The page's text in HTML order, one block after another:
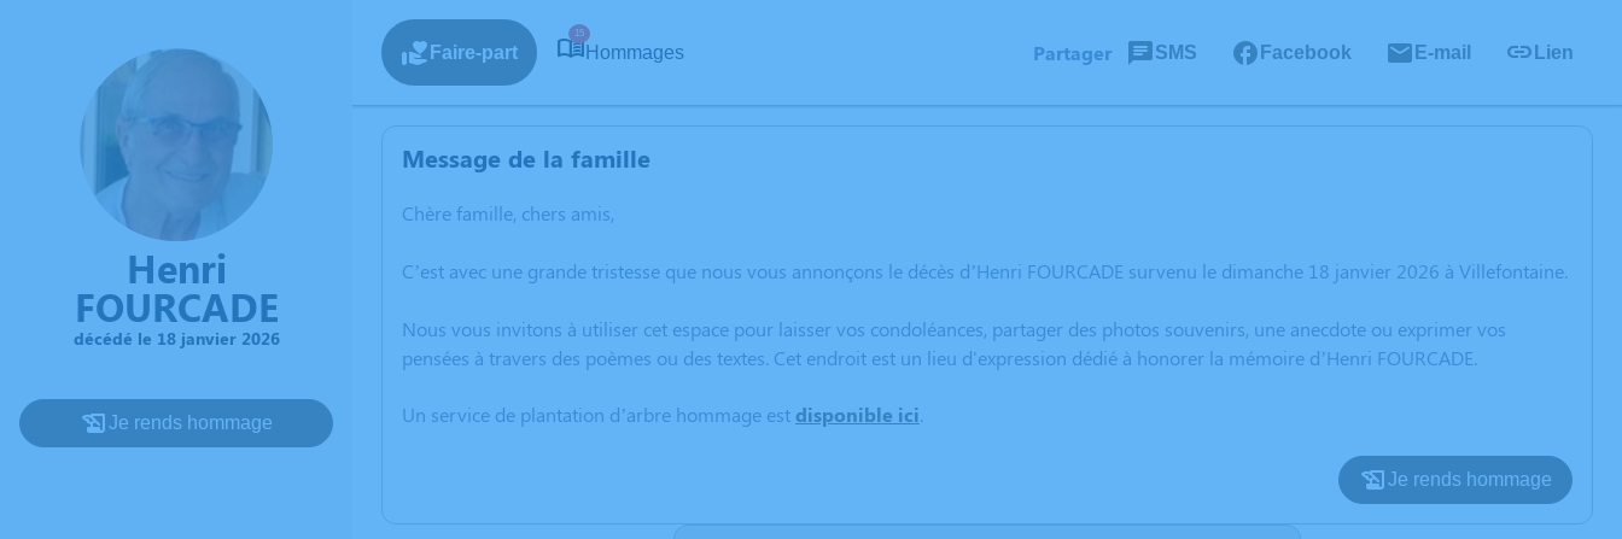
Henri
FOURCADE
décédé le 18 janvier 2026
Je rends hommage
Faire-part
15
Hommages Partager SMS Facebook E-mail Lien
Message de la famille
Chère famille, chers amis,
C’est avec une grande tristesse que nous vous annonçons le décès d’Henri FOURCADE survenu le dimanche 18 janvier 2026 à Villefontaine.
Nous vous invitons à utiliser cet espace pour laisser vos condoléances, partager des photos souvenirs, une anecdote ou exprimer vos
pensées à travers des poèmes ou des textes. Cet endroit est un lieu d'expression dédié à honorer la mémoire d’Henri FOURCADE.
Un service de plantation d’arbre hommage est disponible ici.
Je rends hommage